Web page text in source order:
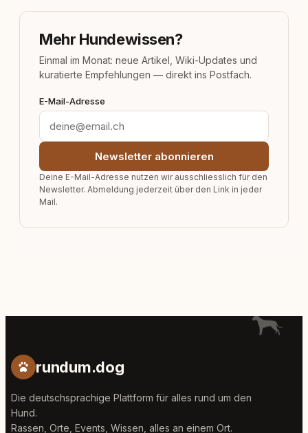
Mehr Hundewissen?
Einmal im Monat: neue Artikel, Wiki-Updates und
kuratierte Empfehlungen — direkt ins Postfach.
E-Mail-Adresse
Newsletter abonnieren
Deine E-Mail-Adresse nutzen wir ausschliesslich für den
Newsletter. Abmeldung jederzeit über den Link in jeder
Mail.
rundum.dog
Die deutschsprachige Plattform für alles rund um den
Hund.
Rassen, Orte, Events, Wissen, alles an einem Ort.